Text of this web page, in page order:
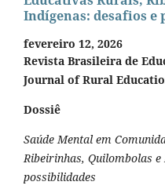
Indígenas: desafios e
fevereiro 12, 2026
Revista Brasileira de
Journal of Rural
Dossiê
Saúde Mental em
Ribeirinhas, Quilombolas e
possibilidades